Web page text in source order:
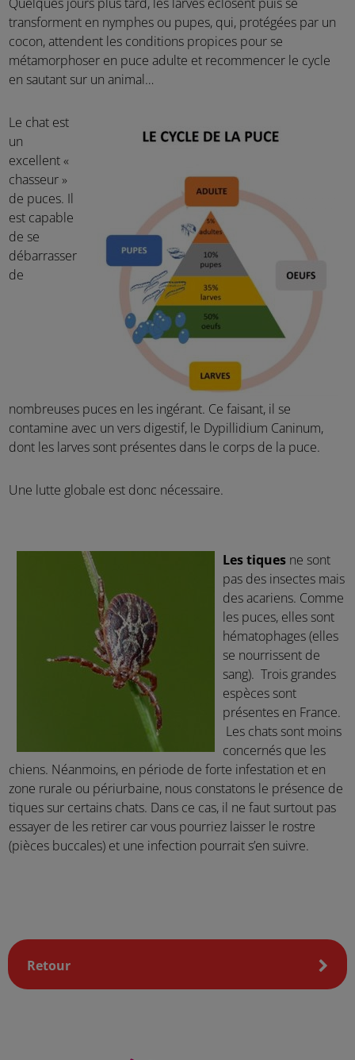
Quelques jours plus tard, les larves éclosent puis se
transforment en nymphes ou pupes, qui, protégées par un
cocon, attendent les conditions propices pour se
métamorphoser en puce adulte et recommencer le cycle
en sautant sur un animal…
Le chat est
un
excellent «
chasseur »
de puces. Il
est capable
de se
débarrasser
de
nombreuses puces en les ingérant. Ce faisant, il se
contamine avec un vers digestif, le Dypillidium Caninum,
dont les larves sont présentes dans le corps de la puce.
Une lutte globale est donc nécessaire.
Les tiques ne sont
pas des insectes mais
des acariens. Comme
les puces, elles sont
hématophages (elles
se nourrissent de
sang). Trois grandes
espèces sont
présentes en France.
Les chats sont moins
concernés que les
chiens. Néanmoins, en période de forte infestation et en
zone rurale ou périurbaine, nous constatons le présence de
tiques sur certains chats. Dans ce cas, il ne faut surtout pas
essayer de les retirer car vous pourriez laisser le rostre
(pièces buccales) et une infection pourrait s’en suivre.
Retour